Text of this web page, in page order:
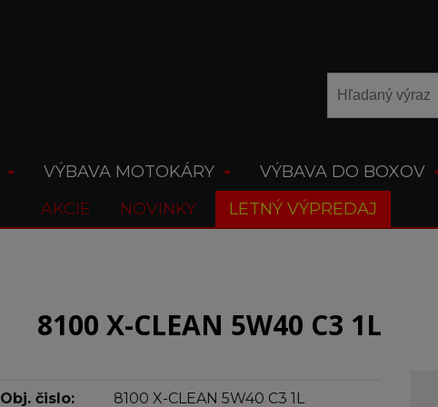
VÝBAVA MOTOKÁRY VÝBAVA DO BOXOV
AKCIE
NOVINKY LETNÝ VÝPREDAJ
8100 X-CLEAN 5W40 C3 1L
Obj. čislo: 8100 X-CLEAN 5W40 C3 1L